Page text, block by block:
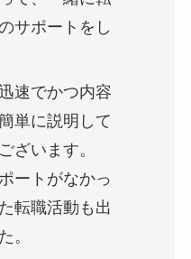
サポートをし
速でかつ内容
単に説明して
ざいます。
ートがなかっ
転職活動も出
。